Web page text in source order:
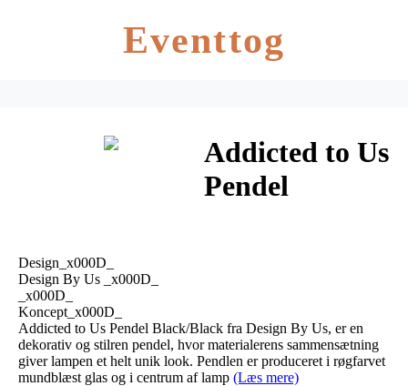
Eventtog
Addicted to Us
Pendel
Design_x000D_
Design By Us _x000D_
_x000D_
Koncept_x000D_
Addicted to Us Pendel Black/Black fra Design By Us, er en
dekorativ og stilren pendel, hvor materialerens sammensætning
giver lampen et helt unik look. Pendlen er produceret i røgfarvet
mundblæst glas og i centrum af lamp (Læs mere)